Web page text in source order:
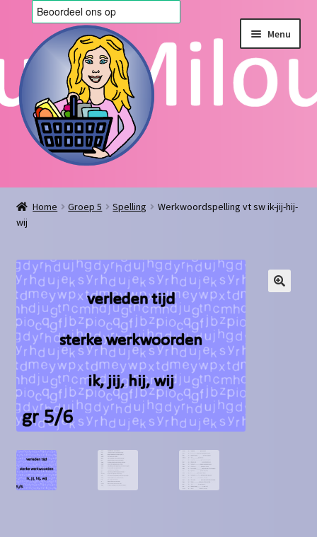
door
naar
navigatie
de
inhoud
Menu
Home
Afrekenen
Algemene voorwaarden
Blog
Contact
Homepagina
Mijn account
Privacy Policy
Winkelmand
Home Groep 5 Spelling
Werkwoordspelling vt sw ik-jij-hij-
wij